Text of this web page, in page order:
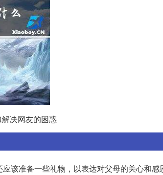
解决网友的困惑
该准备一些礼物，以表达对父母的关心和